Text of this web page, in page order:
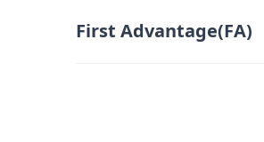
First Advantage(FA)